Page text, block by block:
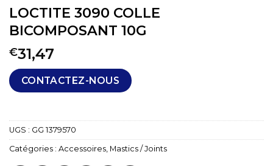
LOCTITE 3090 COLLE
BICOMPOSANT 10G
€31,47
CONTACTEZ-NOUS
UGS : GG 1379570
Catégories : Accessoires Mastics / Joints